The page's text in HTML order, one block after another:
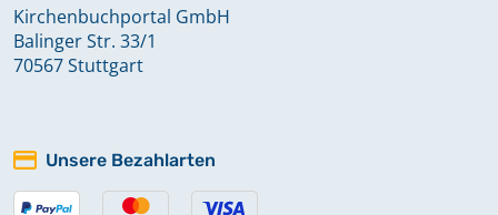
Kirchenbuchportal GmbH
Balinger Str. 33/1
70567 Stuttgart
Unsere Bezahlarten